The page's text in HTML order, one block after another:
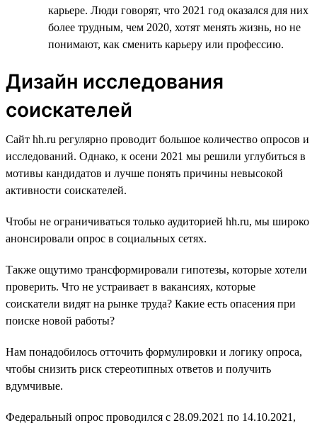
карьере. Люди говорят, что 2021 год оказался для них
более трудным, чем 2020, хотят менять жизнь, но не
понимают, как сменить карьеру или профессию.
Дизайн исследования
соискателей
Сайт hh.ru регулярно проводит большое количество опросов и
исследований. Однако, к осени 2021 мы решили углубиться в
мотивы кандидатов и лучше понять причины невысокой
активности соискателей.
Чтобы не ограничиваться только аудиторией hh.ru, мы широко
анонсировали опрос в социальных сетях.
Также ощутимо трансформировали гипотезы, которые хотели
проверить. Что не устраивает в вакансиях, которые
соискатели видят на рынке труда? Какие есть опасения при
поиске новой работы?
Нам понадобилось отточить формулировки и логику опроса,
чтобы снизить риск стереотипных ответов и получить
вдумчивые.
Федеральный опрос проводился с 28.09.2021 по 14.10.2021,